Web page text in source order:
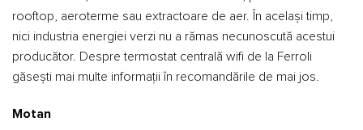
rooftop, aeroterme sau extractoare de aer. În același timp,
nici industria energiei verzi nu a rămas necunoscută acestui
producător. Despre termostat centrală wifi de la Ferroli
găsești mai multe informații în recomandările de mai jos.
Motan